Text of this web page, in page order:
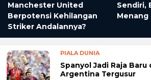
Manchester United
Berpotensi Kehilangan
Striker Andalannya?
Sendiri,
Menang
PIALA DUNIA
Spanyol Jadi Raja Baru
Argentina Tergusur